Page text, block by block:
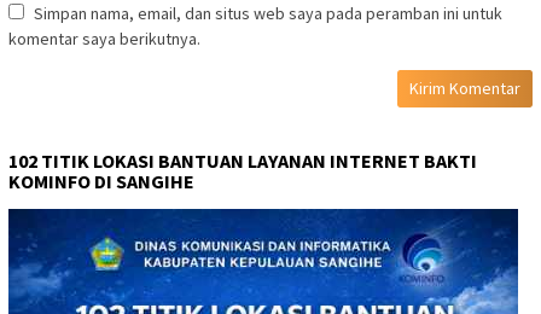
Simpan nama, email, dan situs web saya pada peramban ini untuk
komentar saya berikutnya.
102 TITIK LOKASI BANTUAN LAYANAN INTERNET BAKTI
KOMINFO DI SANGIHE